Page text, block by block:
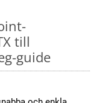
till
guide